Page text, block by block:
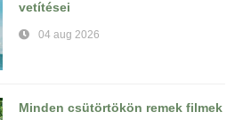
vetítései
04 aug 2026
Minden csütörtökön remek filmek